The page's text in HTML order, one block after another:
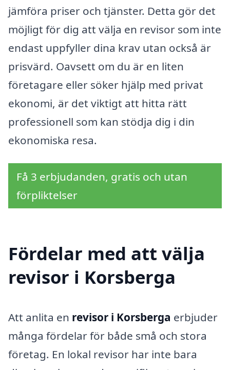
jämföra priser och tjänster. Detta gör det
möjligt för dig att välja en revisor som inte
endast uppfyller dina krav utan också är
prisvärd. Oavsett om du är en liten
företagare eller söker hjälp med privat
ekonomi, är det viktigt att hitta rätt
professionell som kan stödja dig i din
ekonomiska resa.
Få 3 erbjudanden, gratis och utan
förpliktelser
Fördelar med att välja
revisor i Korsberga
Att anlita en revisor i Korsberga erbjuder
många fördelar för både små och stora
företag. En lokal revisor har inte bara